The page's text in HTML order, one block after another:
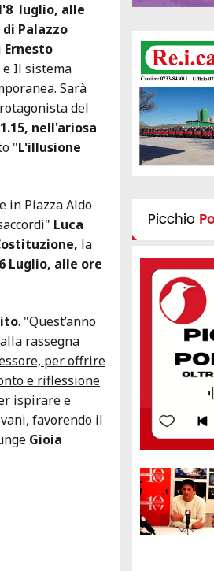
luglio, alle
Palazzo
Ernesto
Il sistema
Sarà
del
nell'ariosa
"L'illusione
in Piazza Aldo
Luca
la
Luglio, alle ore
. "Quest’anno
rassegna
per offrire
e riflessione
ispirare e
favorendo il
Gioia
Picchio